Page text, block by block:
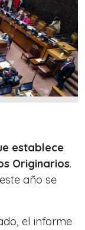
establece
Originarios.
año se
el informe